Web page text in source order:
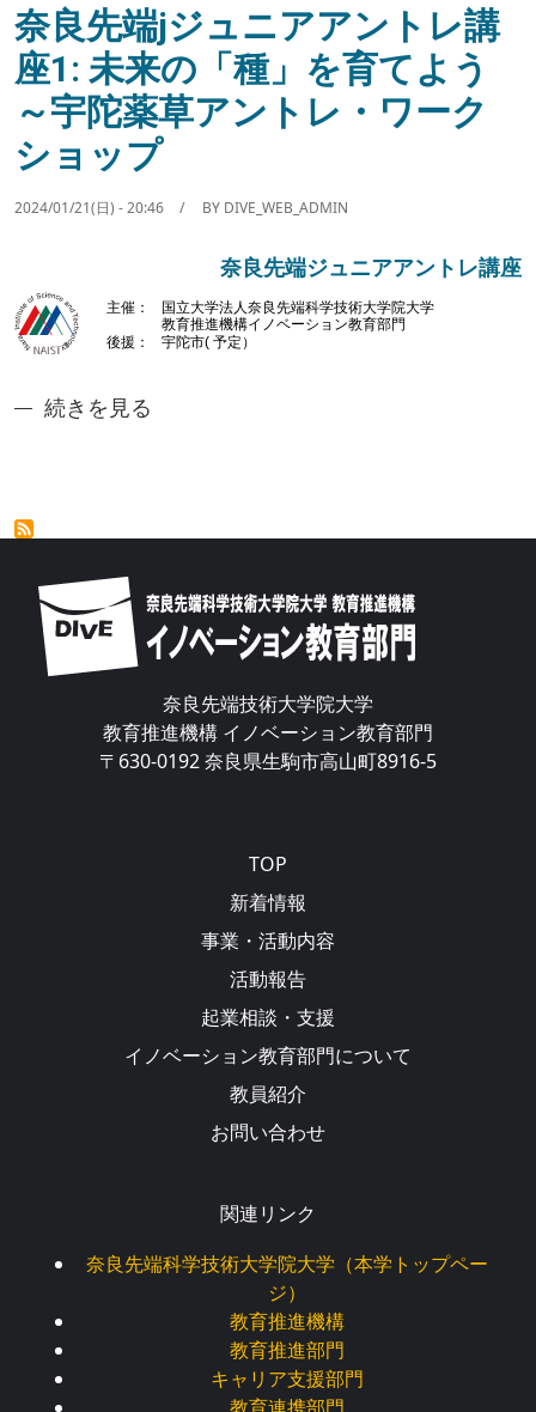
奈良先端jジュニアアントレ講
座1: 未来の「種」を育てよう
～宇陀薬草アントレ・ワーク
ショップ
2024/01/21(日) - 20:46 BY DIVE_WEB_ADMIN
奈良先端ジュニアアントレ講座
Image
奈良先端jジュニアアントレ講座1: 未来の「種」
続きを見る
Image
奈良先端技術大学院大学
教育推進機構 イノベーション教育部門
〒630-0192 奈良県生駒市高山町8916-5
TOP
新着情報
事業・活動内容
活動報告
起業相談・支援
イノベーション教育部門について
教員紹介
お問い合わせ
関連リンク
奈良先端科学技術大学院大学（本学トップペー
ジ）
教育推進機構
教育推進部門
キャリア支援部門